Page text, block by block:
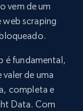
vem de um
web scraping
é fundamental,
valer de uma
completa e
Data. Com